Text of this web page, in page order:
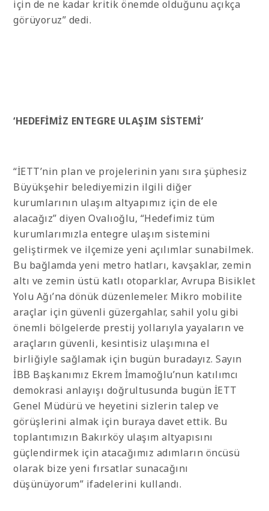
için de ne kadar kritik önemde olduğunu açıkça
görüyoruz” dedi.
‘HEDEFİMİZ ENTEGRE ULAŞIM SİSTEMİ’
“İETT’nin plan ve projelerinin yanı sıra şüphesiz
Büyükşehir belediyemizin ilgili diğer
kurumlarının ulaşım altyapımız için de ele
alacağız” diyen Ovalıoğlu, “Hedefimiz tüm
kurumlarımızla entegre ulaşım sistemini
geliştirmek ve ilçemize yeni açılımlar sunabilmek.
Bu bağlamda yeni metro hatları, kavşaklar, zemin
altı ve zemin üstü katlı otoparklar, Avrupa Bisiklet
Yolu Ağı’na dönük düzenlemeler. Mikro mobilite
araçlar için güvenli güzergahlar, sahil yolu gibi
önemli bölgelerde prestij yollarıyla yayaların ve
araçların güvenli, kesintisiz ulaşımına el
birliğiyle sağlamak için bugün buradayız. Sayın
İBB Başkanımız Ekrem İmamoğlu’nun katılımcı
demokrasi anlayışı doğrultusunda bugün İETT
Genel Müdürü ve heyetini sizlerin talep ve
görüşlerini almak için buraya davet ettik. Bu
toplantımızın Bakırköy ulaşım altyapısını
güçlendirmek için atacağımız adımların öncüsü
olarak bize yeni fırsatlar sunacağını
düşünüyorum” ifadelerini kullandı.